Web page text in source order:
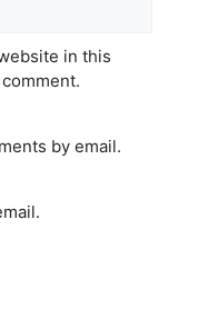
in this
by email.